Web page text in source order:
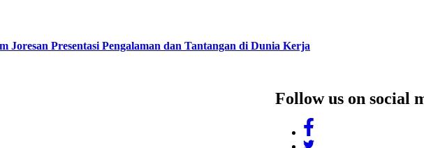
Presentasi Pengalaman dan Tantangan di Dunia Kerja
Follow us on social